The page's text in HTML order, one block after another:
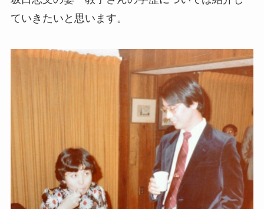
ていきたいと思います。